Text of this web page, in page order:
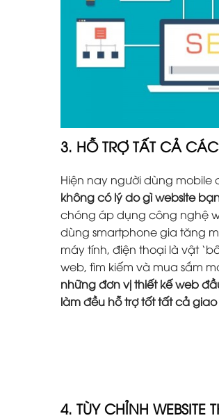
3. HỖ TRỢ TẤT CẢ
Hiện nay người dùng mobile
không có lý do gì website
chóng áp dụng công nghệ
dùng smartphone gia tăng
máy tính, điện thoại là vật
web, tìm kiếm và mua sắm
những đơn vị thiết kế web
làm đều hỗ trợ tốt tất cả
4. TÙY CHỈNH